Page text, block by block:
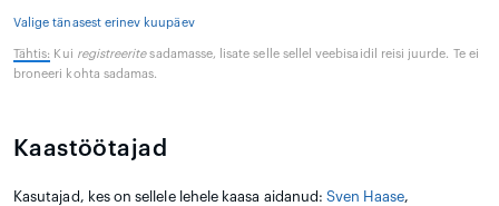
Valige tänasest erinev kuupäev
Tähtis: Kui registreeritesadamasse, lisate selle sellel veebisaidil reisi juurde. Te ei
broneeri kohta sadamas.
Kaastöötajad
Kasutajad, kes on sellele lehele kaasa aidanud:Sven Haase,